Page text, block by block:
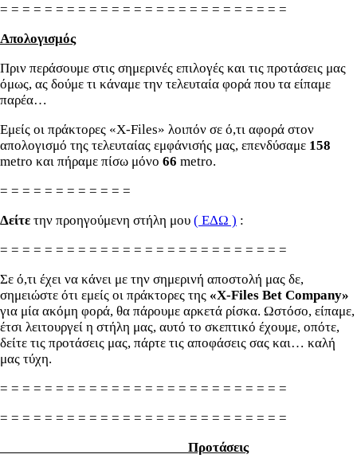
= = = = = = = = = = = = = = = = = = = = = = = = = =
Απολογισμός
Πριν περάσουμε στις σημερινές επιλογές και τις προτάσεις μας
όμως, ας δούμε τι κάναμε την τελευταία φορά που τα είπαμε
παρέα…
Εμείς οι πράκτορες «X-Files» λοιπόν σε ό,τι αφορά στον
απολογισμό της τελευταίας εμφάνισής μας, επενδύσαμε 158
metro και πήραμε πίσω μόνο 66 metro.
= = = = = = = = = = = =
Δείτε την προηγούμενη στήλη μου ( ΕΔΩ ) :
= = = = = = = = = = = = = = = = = = = = = = = = = =
Σε ό,τι έχει να κάνει με την σημερινή αποστολή μας δε,
σημειώστε ότι εμείς οι πράκτορες της «X-Files Bet Company»
για μία ακόμη φορά, θα πάρουμε αρκετά ρίσκα. Ωστόσο, είπαμε,
έτσι λειτουργεί η στήλη μας, αυτό το σκεπτικό έχουμε, οπότε,
δείτε τις προτάσεις μας, πάρτε τις αποφάσεις σας και… καλή
μας τύχη.
= = = = = = = = = = = = = = = = = = = = = = = = = =
= = = = = = = = = = = = = = = = = = = = = = = = = =
Προτάσεις